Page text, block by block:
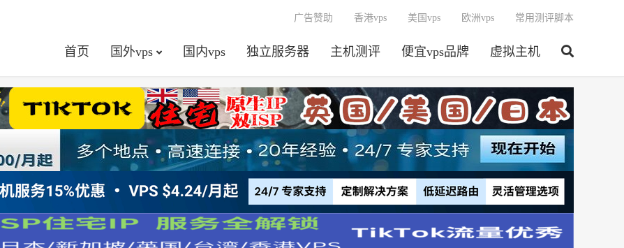
首页 国外vps 国内vps 独立服务器 主机测评 便宜vps品牌 虚拟主机
广告赞助 香港vps 美国vps 欧洲vps 常用测评脚本